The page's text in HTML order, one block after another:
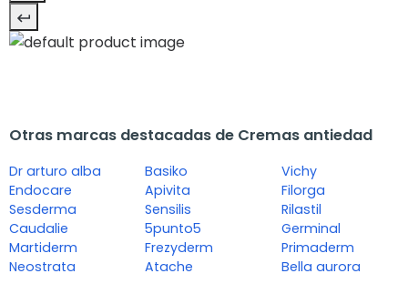
Otras marcas destacadas de Cremas antiedad
Dr arturo alba
Endocare
Sesderma
Caudalie
Martiderm
Neostrata
Basiko
Apivita
Sensilis
5punto5
Frezyderm
Atache
Vichy
Filorga
Rilastil
Germinal
Primaderm
Bella aurora